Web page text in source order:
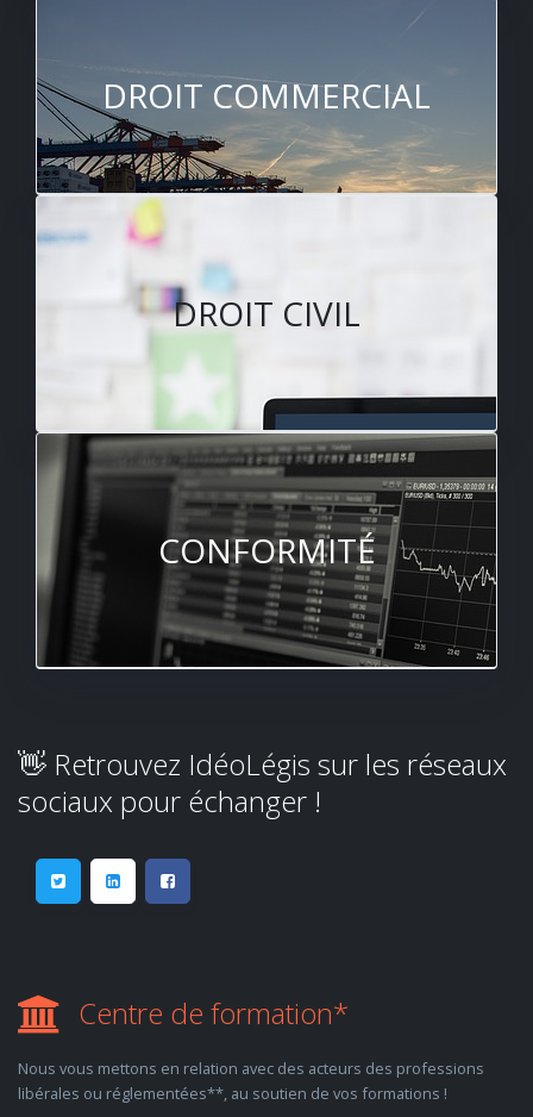
DROIT COMMERCIAL
DROIT CIVIL
CONFORMITÉ
👋 Retrouvez IdéoLégis sur les réseaux
sociaux pour échanger !
Centre de formation*
Nous vous mettons en relation avec des acteurs des professions
libérales ou réglementées**, au soutien de vos formations !